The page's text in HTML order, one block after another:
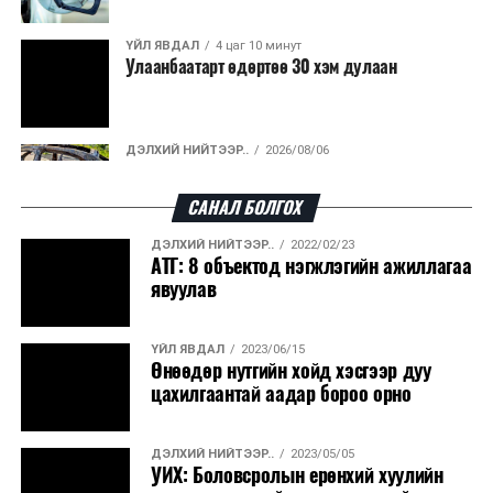
байранд элсэлт, бүртгэл болон бусад аливаа
арга хэмжээ зохион байгуулахгүй болно.
ҮЙЛ ЯВДАЛ 4 цаг 10 минут
Улаанбаатарт өдөртөө 30 хэм дулаан
ДЭЛХИЙ НИЙТЭЭР.. 2026/08/06
захирлын автомашиныг дэлбэлжээ...
ҮЙЛ ЯВДАЛ 2026/08/06
Сүхбаатар боомтоор тав хоногт 10 мянга гаруй
тонн АИ-92 автобензин и...
ДЭЛХИЙ НИЙТЭЭР..
Вашингтон мужийн ой хээрийн түймрийг
хяналтад авах ажил ахицтай байн...
ДЭЛХИЙ НИЙТЭЭР..
АНУ, Иран Ормузын хоолойг нээх тохиролцоонд
САНАЛ БОЛГОХ
ДЭЛХИЙ НИЙТЭЭР.. 2022/02/23
АТГ: 8 объектод нэгжлэгийн ажиллагаа
явуулав
ҮЙЛ ЯВДАЛ 2023/06/15
Өнөөдөр нутгийн хойд хэсгээр дуу
цахилгаантай аадар бороо орно
ДЭЛХИЙ НИЙТЭЭР.. 2023/05/05
УИХ: Боловсролын ерөнхий хуулийн